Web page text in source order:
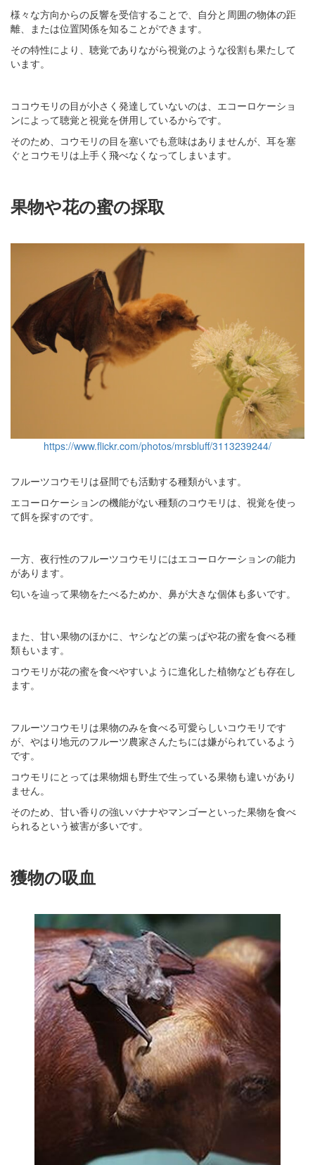
様々な方向からの反響を受信することで、自分と周囲の物体の距
離、または位置関係を知ることができます。
その特性により、聴覚でありながら視覚のような役割も果たして
います。
ココウモリの目が小さく発達していないのは、エコーロケーショ
ンによって聴覚と視覚を併用しているからです。
そのため、コウモリの目を塞いでも意味はありませんが、耳を塞
ぐとコウモリは上手く飛べなくなってしまいます。
果物や花の蜜の採取
https://www.flickr.com/photos/mrsbluff/3113239244/
フルーツコウモリは昼間でも活動する種類がいます。
エコーロケーションの機能がない種類のコウモリは、視覚を使っ
て餌を探すのです。
一方、夜行性のフルーツコウモリにはエコーロケーションの能力
があります。
匂いを辿って果物をたべるためか、鼻が大きな個体も多いです。
また、甘い果物のほかに、ヤシなどの葉っぱや花の蜜を食べる種
類もいます。
コウモリが花の蜜を食べやすいように進化した植物なども存在し
ます。
フルーツコウモリは果物のみを食べる可愛らしいコウモリです
が、やはり地元のフルーツ農家さんたちには嫌がられているよう
です。
コウモリにとっては果物畑も野生で生っている果物も違いがあり
ません。
そのため、甘い香りの強いバナナやマンゴーといった果物を食べ
られるという被害が多いです。
獲物の吸血